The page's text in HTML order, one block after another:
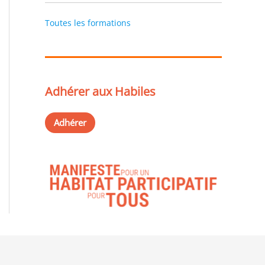
Toutes les formations
Adhérer aux Habiles
Adhérer